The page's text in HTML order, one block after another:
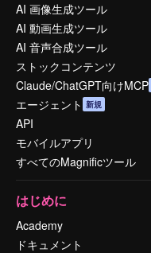
AI 画像生成ツール
AI 動画生成ツール
AI 音声合成ツール
ストックコンテンツ
Claude/ChatGPT向けMCP
エージェント 新規
API
モバイルアプリ
すべてのMagnificツール
はじめに
Academy
ドキュメント